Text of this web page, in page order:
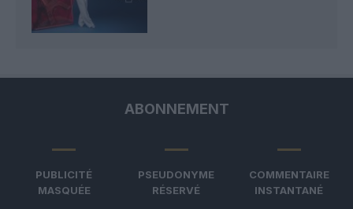
ABONNEMENT
PUBLICITÉ
MASQUÉE
PSEUDONYME
RÉSERVÉ
COMMENTAIRE
INSTANTANÉ